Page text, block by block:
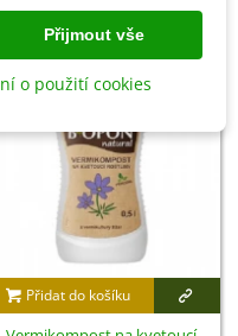
Přidat do košíku
Přijmout vše
o použití cookies